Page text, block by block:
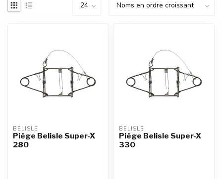
BELISLE
Piège Belisle Super-X
280
BELISLE
Piège Belisle Super-X
330